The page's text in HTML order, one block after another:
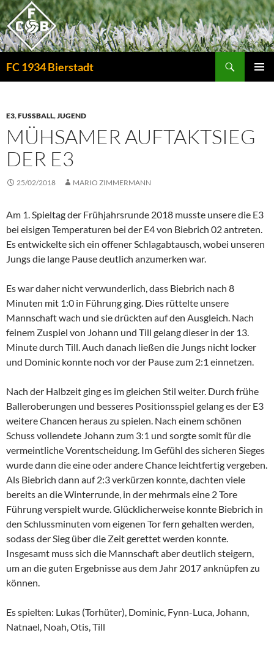
Zum
Inhalt
springen
FC 1934 Bierstadt
E3,FUSSBALL,JUGEND
MÜHSAMER AUFTAKTSIEG
DER E3
25/02/2018 MARIO ZIMMERMANN
Am 1. Spieltag der Frühjahrsrunde 2018 musste unsere die E3
bei eisigen Temperaturen bei der E4 von Biebrich 02 antreten.
Es entwickelte sich ein offener Schlagabtausch, wobei unseren
Jungs die lange Pause deutlich anzumerken war.
Es war daher nicht verwunderlich, dass Biebrich nach 8
Minuten mit 1:0 in Führung ging. Dies rüttelte unsere
Mannschaft wach und sie drückten auf den Ausgleich. Nach
feinem Zuspiel von Johann und Till gelang dieser in der 13.
Minute durch Till. Auch danach ließen die Jungs nicht locker
und Dominic konnte noch vor der Pause zum 2:1 einnetzen.
Nach der Halbzeit ging es im gleichen Stil weiter. Durch frühe
Balleroberungen und besseres Positionsspiel gelang es der E3
weitere Chancen heraus zu spielen. Nach einem schönen
Schuss vollendete Johann zum 3:1 und sorgte somit für die
vermeintliche Vorentscheidung. Im Gefühl des sicheren Sieges
wurde dann die eine oder andere Chance leichtfertig vergeben.
Als Biebrich dann auf 2:3 verkürzen konnte, dachten viele
bereits an die Winterrunde, in der mehrmals eine 2 Tore
Führung verspielt wurde. Glücklicherweise konnte Biebrich in
den Schlussminuten vom eigenen Tor fern gehalten werden,
sodass der Sieg über die Zeit gerettet werden konnte.
Insgesamt muss sich die Mannschaft aber deutlich steigern,
um an die guten Ergebnisse aus dem Jahr 2017 anknüpfen zu
können.
Es spielten: Lukas (Torhüter), Dominic, Fynn-Luca, Johann,
Natnael, Noah, Otis, Till